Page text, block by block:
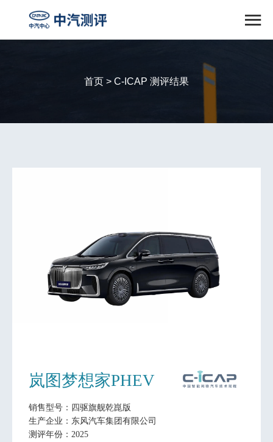

首页 > C-ICAP 测评结果
岚图梦想家PHEV
销售型号：四驱旗舰乾崑版
生产企业：东风汽车集团有限公司
测评年份：2025